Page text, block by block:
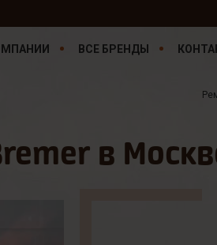
ВСЕ БРЕНДЫ
в